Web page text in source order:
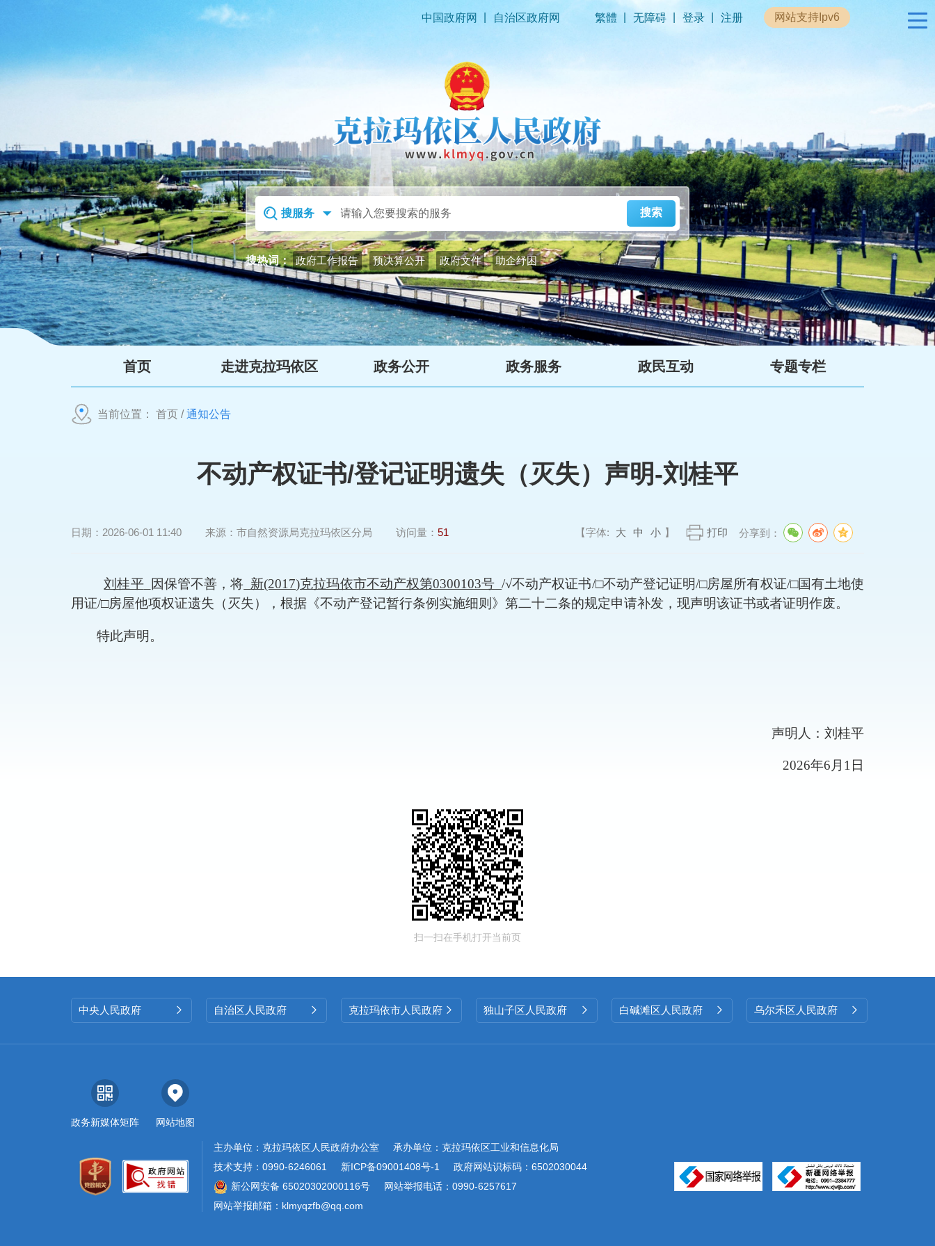
中国政府网 自治区政府网 繁體 无障碍 登录 注册 网站支持Ipv6
搜热词： 政府工作报告 预决算公开 政府文件 助企纾困
首页 走进克拉玛依区 政务公开 政务服务 政民互动 专题专栏
走进克拉玛依区 政务服务 政民互动 专题专栏
当前位置： 首页 /通知公告
不动产权证书/登记证明遗失（灭失）声明-刘桂平
日期： 2026-06-01 11:40 来源： 市自然资源局克拉玛依区分局 访问量： 51 【字体: 大 中 小 】 打印 分享到：
刘桂平 因保管不善，将 新(2017)克拉玛依市不动产权第0300103号 /√不动产权证书/□不动产登记证明/□房屋所有权证/□国有土地使
用证/□房屋他项权证遗失（灭失） ， 根据《不动产登记暂行条例实施细则》第二十二条的规定申请补发，现声明该证书或者证明作废。
特此声明。
声明人 ： 刘桂平
2026年6 月 1 日
扫一扫在手机打开当前页
中央人民政府  自治区人民政府  克拉玛依市人民政府  独山子区人民政府  白碱滩区人民政府  乌尔禾区人民政府 
政务新媒体矩阵 网站地图
主办单位：克拉玛依区人民政府办公室
承办单位：克拉玛依区工业和信息化局
技术支持：0990-6246061
新ICP备09001408号-1
政府网站识标码：6502030044
新公网安备 65020302000116号
网站举报电话：0990-6257617
网站举报邮箱：klmyqzfb@qq.com